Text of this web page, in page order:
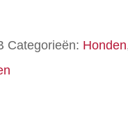
Categorieën: Honden